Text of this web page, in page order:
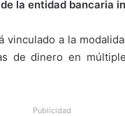
la entidad bancaria
a la
de dinero en
Publicidad